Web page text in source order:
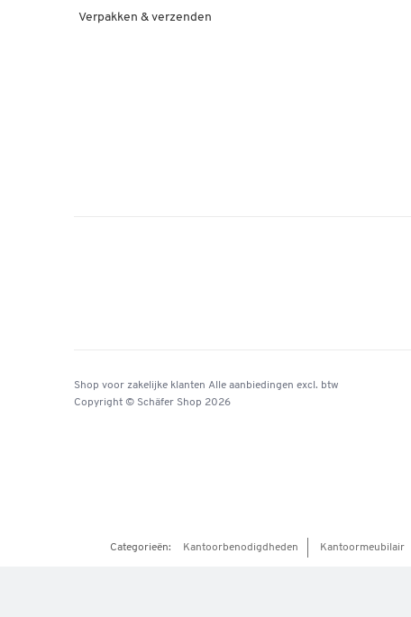
Verpakken & verzenden
Shop voor zakelijke klanten Alle aanbiedingen excl. btw
Copyright © Schäfer Shop 2026
Categorieën: Kantoorbenodigdheden Kantoormeubilair